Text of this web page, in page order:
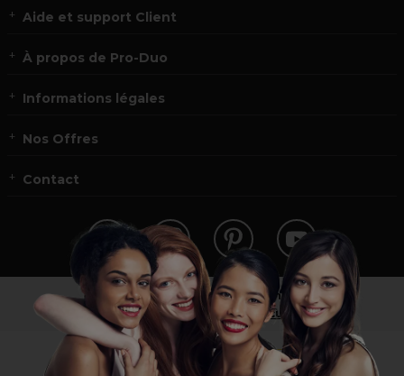
Aide et support Client
À propos de Pro-Duo
Informations légales
Nos Offres
Contact
Vous n’êtes pas un professionnel ?
Visitez notre site pour les particuliers!